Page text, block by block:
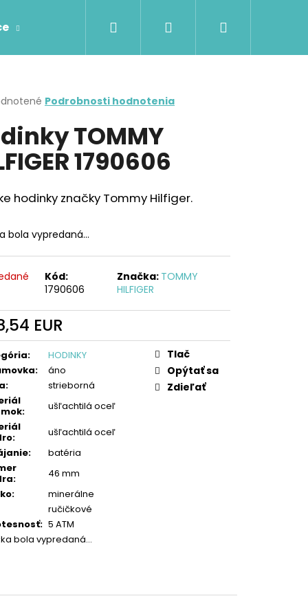
Prívesky Retiazky
Hľadať Prihlásenie
Podrobnosti hodnotenia
TOMMY
1790606
hodinky značky Tommy Hilfiger.
bola vypredaná…
Kód:
1790606
Značka: TOMMY
HILFIGER
EUR
:
HODINKY
:
áno
:
strieborná
:
ušľachtilá oceľ
:
ušľachtilá oceľ
:
batéria
:
46 mm
:
minerálne
ručičkové
: 5 ATM
bola vypredaná…
Tlač
Opýtať sa
Zdieľať